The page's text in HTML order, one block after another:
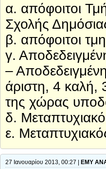
α. απόφοιτοι
Σχολής
β. απόφοιτοι
γ.
–
άριστη, 4 καλή,
της χώρας
δ.
ε.
27 Ιανουαρίου 2013, 00:27 | ΕΜΥ